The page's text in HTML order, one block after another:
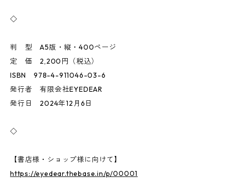
◇
判 型 A5版・縦・400ページ
定 価 2,200円（税込）
ISBN 978-4-911046-03-6
発行者 有限会社EYEDEAR
発行日 2024年12月6日
◇
【書店様・ショップ様に向けて】
https://eyedear.thebase.in/p/00001